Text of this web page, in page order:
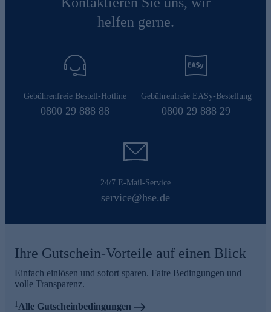
helfen gerne.
Gebührenfreie Bestell-Hotline
0800 29 888 88
Gebührenfreie EASy-Bestellung
0800 29 888 29
24/7 E-Mail-Service
service@hse.de
Ihre Gutschein-Vorteile auf einen Blick
Einfach einlösen und sofort sparen. Faire Bedingungen und
volle Transparenz.
1Alle Gutscheinbedingungen